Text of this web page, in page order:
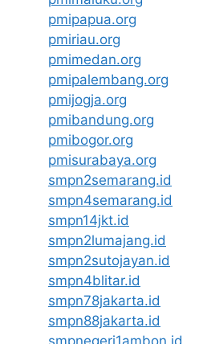
pmipapua.org
pmiriau.org
pmimedan.org
pmipalembang.org
pmijogja.org
pmibandung.org
pmibogor.org
pmisurabaya.org
smpn2semarang.id
smpn4semarang.id
smpn14jkt.id
smpn2lumajang.id
smpn2sutojayan.id
smpn4blitar.id
smpn78jakarta.id
smpn88jakarta.id